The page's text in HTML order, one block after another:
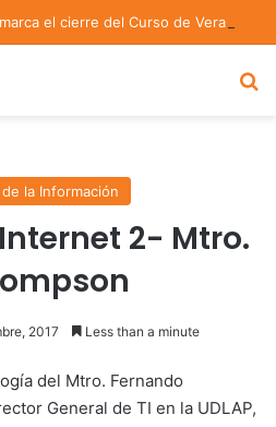
la Información
2- Mtro.
2017 Less than a minute
del Mtro. Fernando
General de TI en la UDLAP,